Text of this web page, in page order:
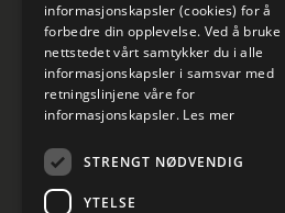
Forsidefoto: RASMUS
informasjonskapsler (cookies) for å
forbedre din opplevelse. Ved å bruke
nettstedet vårt samtykker du i alle
informasjonskapsler i samsvar med
retningslinjene våre for
informasjonskapsler. Les mer
STRENGT NØDVENDIG
YTELSE